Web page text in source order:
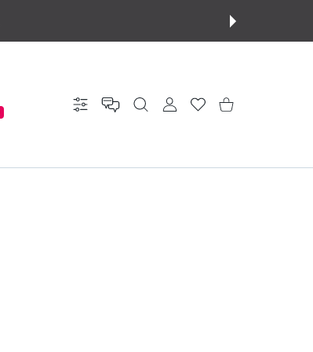
Ayarlar KULLANICI HESABI
istek listesiAlışveriş Sepeti